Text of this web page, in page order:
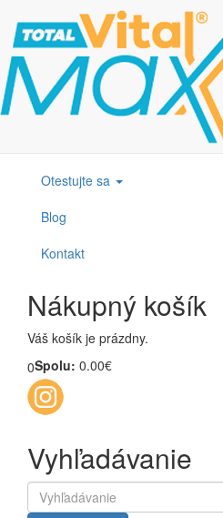
Skočiť na hlavný obsah
Táto webová lokalita používa
najlepšie pri návšteve našich
OK
Otestujte sa
Blog
Kontakt
Nákupný košík
Váš košík je prázdny.
0Spolu: 0.00€
Vyhľadávanie